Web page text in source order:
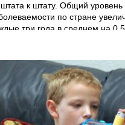
к штату. Общий уровень
по стране
три года в среднем на